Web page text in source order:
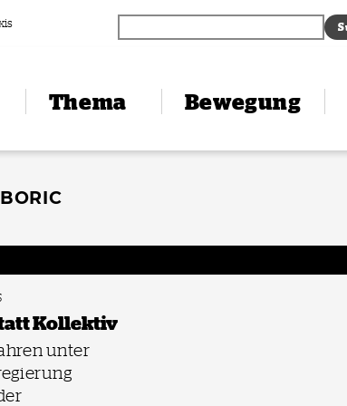
Thema Bewegung
Kollektiv
unter